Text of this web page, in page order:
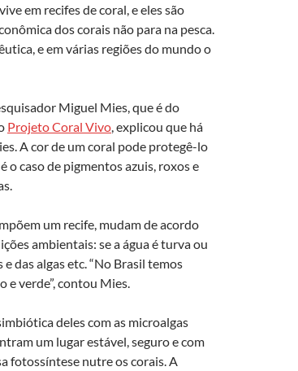
em recifes de coral, e eles são
dos corais não para na pesca.
e em várias regiões do mundo o
Miguel Mies, que é do
Projeto Coral Vivo , explicou que há
A cor de um coral pode protegê-lo
caso de pigmentos azuis, roxos e
um recife, mudam de acordo
ambientais: se a água é turva ou
das algas etc. “No Brasil temos
e verde”, contou Mies.
deles com as microalgas
um lugar estável, seguro e com
fotossíntese nutre os corais. A